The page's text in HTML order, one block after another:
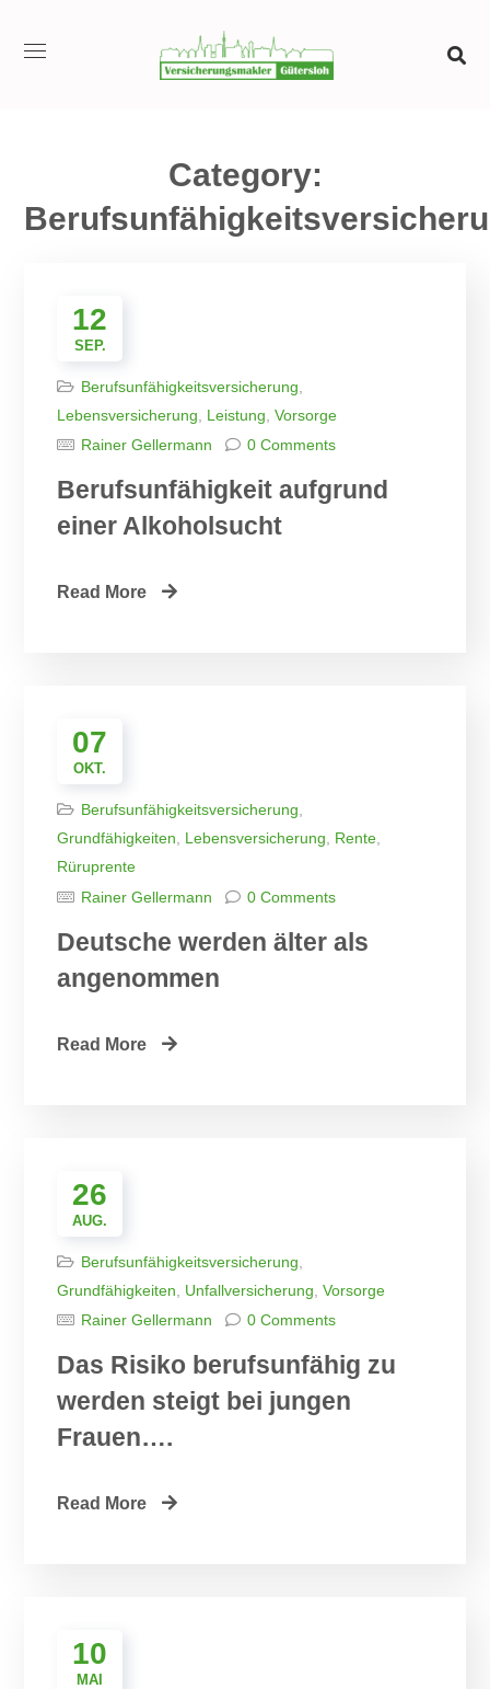
Category:
12
SEP.
Berufsunfähigkeitsversicherung
Lebensversicherung
Leistung ,Vorsorge
Rainer Gellermann
0 Comments
Berufsunfähigkeit aufgrund
einer Alkoholsucht
Read More
07
OKT.
Berufsunfähigkeitsversicherung,
Grundfähigkeiten, Lebensversicherung, Rente,
Rüruprente
Rainer Gellermann
0 Comments
Deutsche werden älter als
angenommen
Read More
26
AUG.
Berufsunfähigkeitsversicherung
Grundfähigkeiten
Unfallversicherung ,Vorsorge
Rainer Gellermann
0 Comments
Das Risiko berufsunfähig zu
werden steigt bei jungen
Frauen….
Read More
10
MAI